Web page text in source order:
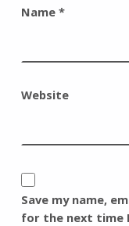
Name *
Website
Save my name,
for the next time